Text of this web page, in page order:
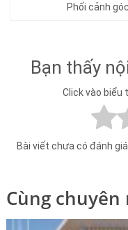
Phối cảnh
Bạn thấy
Click vào biểu
Bài viết chưa có đánh
Cùng chuyên